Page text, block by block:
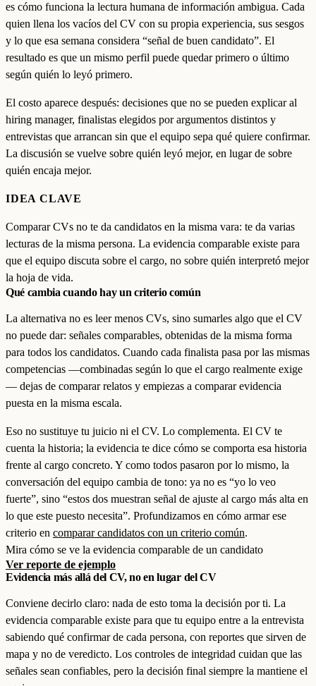
es cómo funciona la lectura humana de información ambigua. Cada
quien llena los vacíos del CV con su propia experiencia, sus sesgos
y lo que esa semana considera “señal de buen candidato”. El
resultado es que un mismo perfil puede quedar primero o último
según quién lo leyó primero.
El costo aparece después: decisiones que no se pueden explicar al
hiring manager, finalistas elegidos por argumentos distintos y
entrevistas que arrancan sin que el equipo sepa qué quiere confirmar.
La discusión se vuelve sobre quién leyó mejor, en lugar de sobre
quién encaja mejor.
IDEA CLAVE
Comparar CVs no te da candidatos en la misma vara: te da varias
lecturas de la misma persona. La evidencia comparable existe para
que el equipo discuta sobre el cargo, no sobre quién interpretó mejor
la hoja de vida.
Qué cambia cuando hay un criterio común
La alternativa no es leer menos CVs, sino sumarles algo que el CV
no puede dar: señales comparables, obtenidas de la misma forma
para todos los candidatos. Cuando cada finalista pasa por las mismas
competencias —combinadas según lo que el cargo realmente exige
— dejas de comparar relatos y empiezas a comparar evidencia
puesta en la misma escala.
Eso no sustituye tu juicio ni el CV. Lo complementa. El CV te
cuenta la historia; la evidencia te dice cómo se comporta esa historia
frente al cargo concreto. Y como todos pasaron por lo mismo, la
conversación del equipo cambia de tono: ya no es “yo lo veo
fuerte”, sino “estos dos muestran señal de ajuste al cargo más alta en
lo que este puesto necesita”. Profundizamos en cómo armar ese
criterio en comparar candidatos con un criterio común.
Mira cómo se ve la evidencia comparable de un candidato
Ver reporte de ejemplo
Evidencia más allá del CV, no en lugar del CV
Conviene decirlo claro: nada de esto toma la decisión por ti. La
evidencia comparable existe para que tu equipo entre a la entrevista
sabiendo qué confirmar de cada persona, con reportes que sirven de
mapa y no de veredicto. Los controles de integridad cuidan que las
señales sean confiables, pero la decisión final siempre la mantiene el